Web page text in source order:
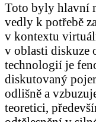
Toto byly hlavní
vedly k potřebě
v kontextu
v oblasti diskuze
technologií je
diskutovaný
odlišně a
teoretici,